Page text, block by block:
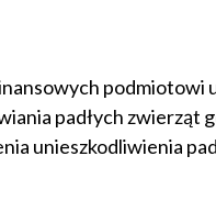
podmiotowi
padłych zwierząt
unieszkodliwienia